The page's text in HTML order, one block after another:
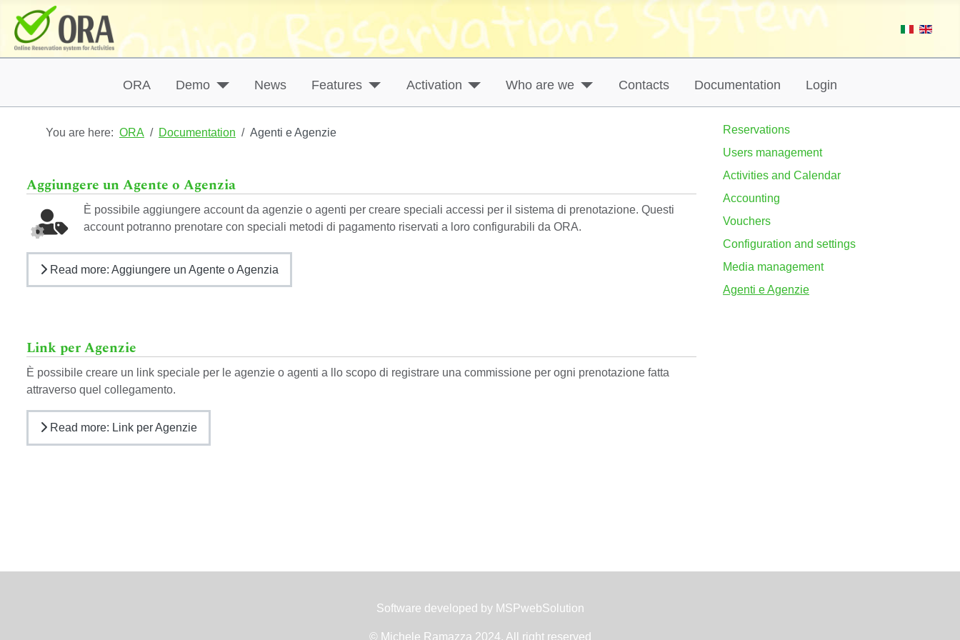
ORA Demo News Features Activation Who are we Contacts Documentation Login
You are here: ORA Documentation Agenti e Agenzie
Aggiungere un Agente o Agenzia
È possibile aggiungere account da agenzie o agenti per creare speciali accessi per il sistema di prenotazione. Questi
account potranno prenotare con speciali metodi di pagamento riservati a loro configurabili da ORA.
Read more: Aggiungere un Agente o Agenzia
Link per Agenzie
È possibile creare un link speciale per le agenzie o agenti a llo scopo di registrare una commissione per ogni prenotazione fatta
attraverso quel collegamento.
Read more: Link per Agenzie
Reservations
Users management
Activities and Calendar
Accounting
Vouchers
Configuration and settings
Media management
Agenti e Agenzie
Software developed byMSPwebSolution
© Michele Ramazza 2024, All right reserved